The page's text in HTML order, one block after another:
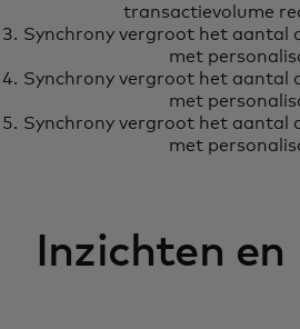
Digital Labs
transactievolume
Synchrony vergroot het aantal
met
Synchrony vergroot het aantal
met
Synchrony vergroot het aantal
met
Inzichten